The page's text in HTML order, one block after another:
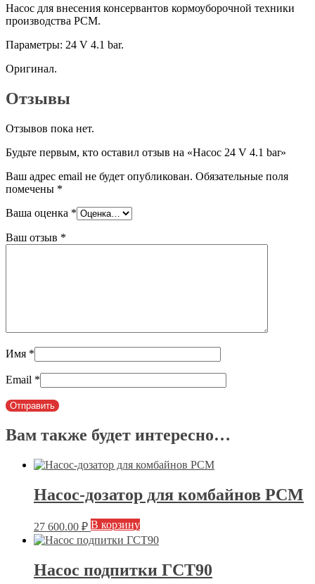
Насос для внесения консервантов кормоуборочной техники
производства РСМ.
Параметры: 24 V 4.1 bar.
Оригинал.
Отзывы
Отзывов пока нет.
Будьте первым, кто оставил отзыв на «Насос 24 V 4.1 bar»
Ваш адрес email не будет опубликован. Обязательные поля
помечены *
Ваша оценка *
Ваш отзыв *
Имя *
Email *
Вам также будет интересно…
Насос-дозатор для комбайнов РСМ
27 600.00 ₽ В корзину
Насос подпитки ГСТ90